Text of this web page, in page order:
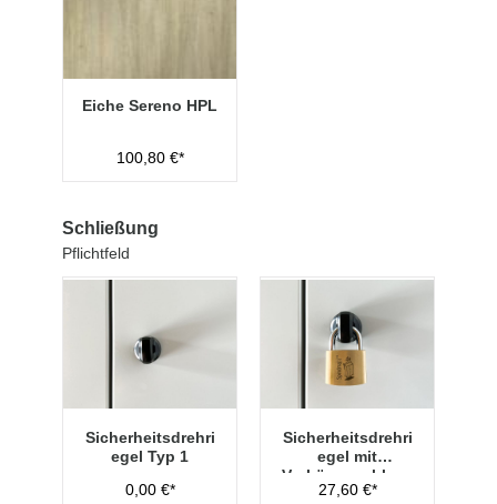
Eiche Sereno HPL
100,80 €*
Schließung
Pflichtfeld
Sicherheitsdrehri
egel Typ 1
0,00 €*
Sicherheitsdrehri
egel mit
Vorhängeschloss
Typ 1
27,60 €*